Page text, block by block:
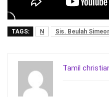
TAGS: N Sis. Beulah
Tamil